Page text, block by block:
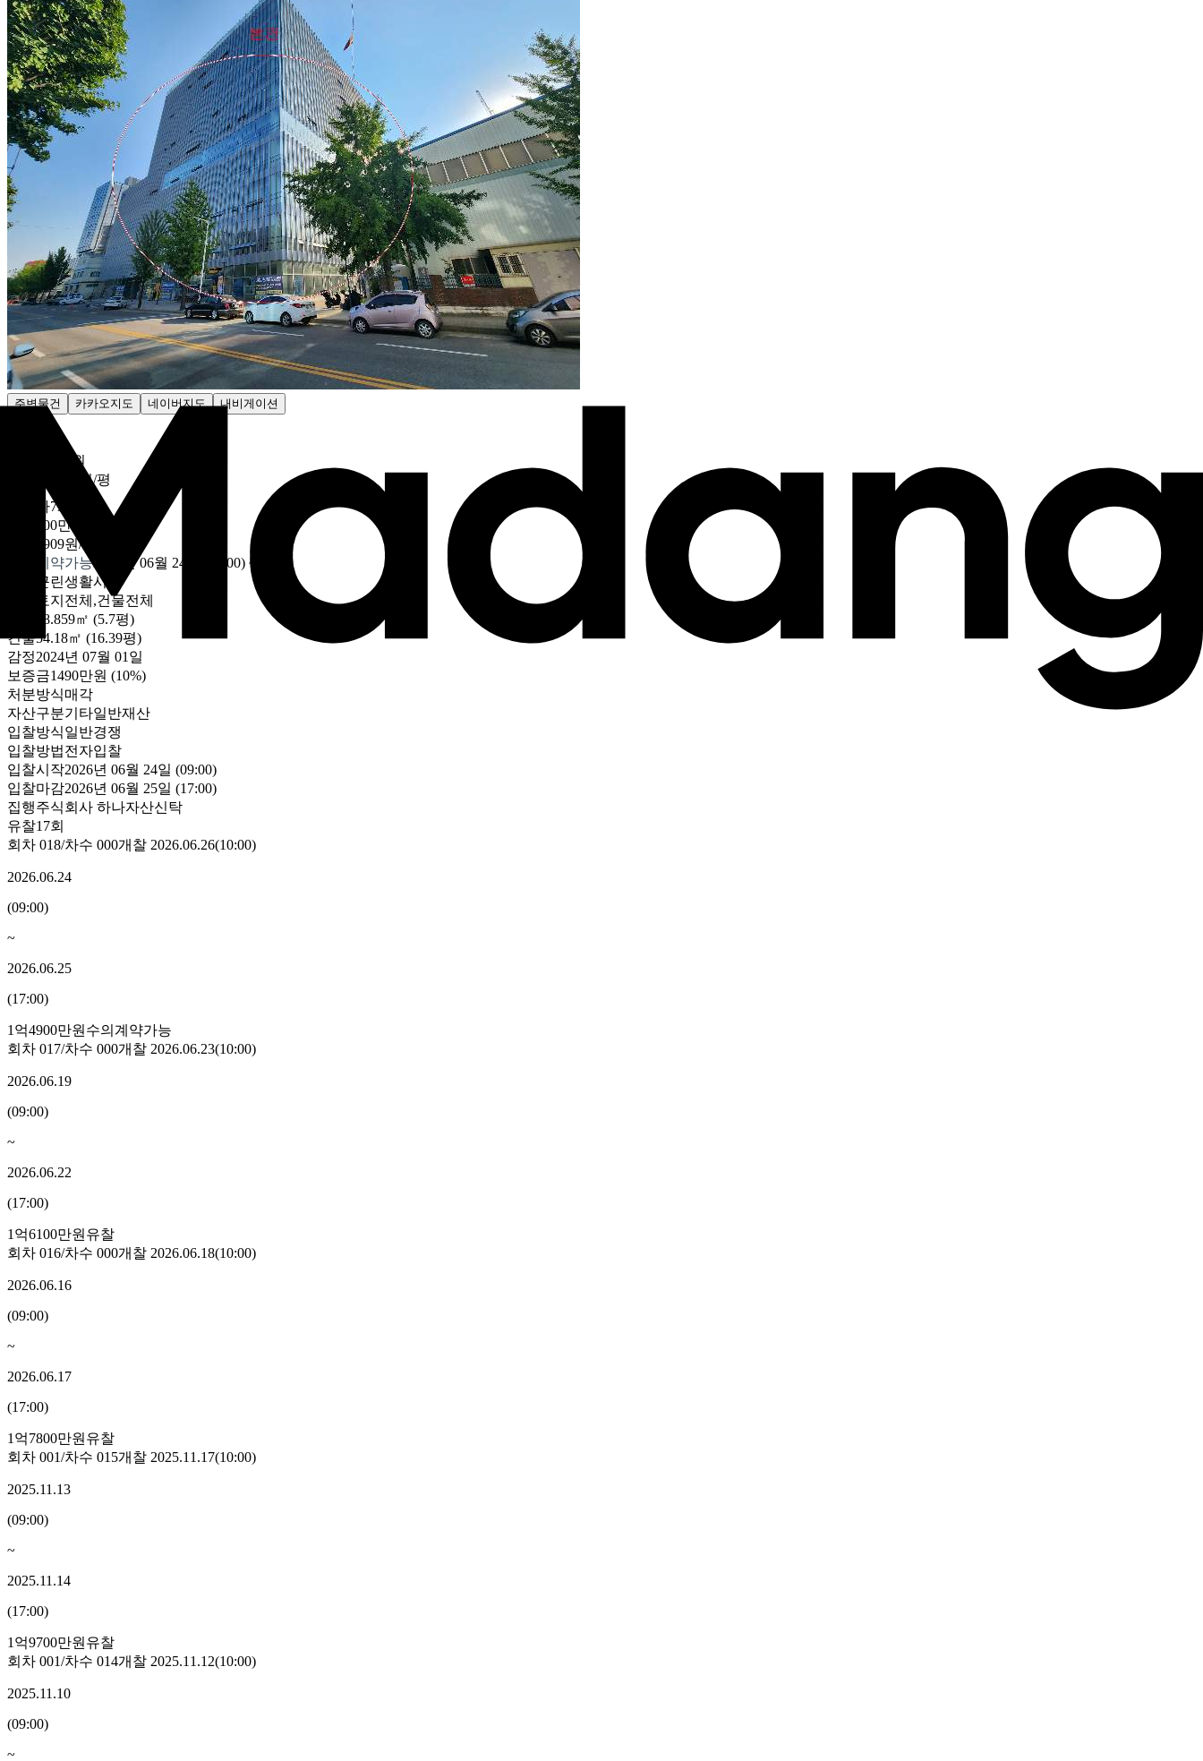
주변물건 카카오지도 네이버지도 내비게이션
5억6100만원
3422만8187원/평
최저가73
1억4900만원
909만909원/평
수의계약가능2026년 06월 24일 (09:00) ~
근린생활시설
토지전체,건물전체
18.859㎡ (5.7평)
건물54.18㎡ (16.39평)
감정2024년 07월 01일
보증금1490만원 (10%)
처분방식매각
자산구분기타일반재산
입찰방식일반경쟁
입찰방법전자입찰
입찰시작2026년 06월 24일 (09:00)
입찰마감2026년 06월 25일 (17:00)
집행주식회사 하나자산신탁
유찰17회
회차 018/차수 000개찰 2026.06.26(10:00)
2026.06.24
(09:00)
~
2026.06.25
(17:00)
1억4900만원 수의계약가능
회차 017/차수 000개찰 2026.06.23(10:00)
2026.06.19
(09:00)
~
2026.06.22
(17:00)
1억6100만원 유찰
회차 016/차수 000개찰 2026.06.18(10:00)
2026.06.16
(09:00)
~
2026.06.17
(17:00)
1억7800만원 유찰
회차 001/차수 015개찰 2025.11.17(10:00)
2025.11.13
(09:00)
~
2025.11.14
(17:00)
1억9700만원 유찰
회차 001/차수 014개찰 2025.11.12(10:00)
2025.11.10
(09:00)
~